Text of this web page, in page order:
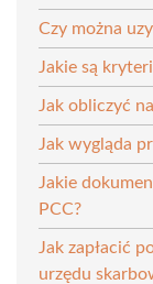
Czy można
Jakie są
Jak obliczyć
Jak wygląda
Jakie
PCC?
Jak zapłacić
urzędu